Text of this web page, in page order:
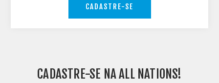
CADASTRE-SE
CADASTRE-SE NA ALL NATIONS!